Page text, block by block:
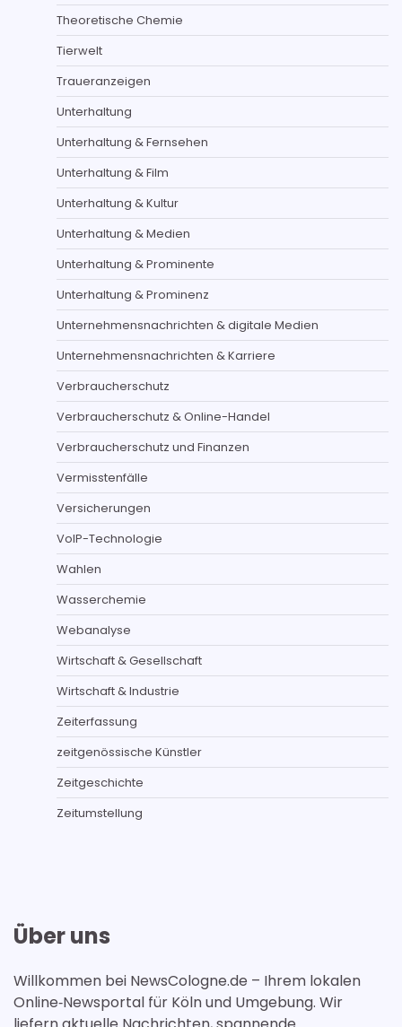
Theoretische Chemie
Tierwelt
Traueranzeigen
Unterhaltung
Unterhaltung & Fernsehen
Unterhaltung & Film
Unterhaltung & Kultur
Unterhaltung & Medien
Unterhaltung & Prominente
Unterhaltung & Prominenz
Unternehmensnachrichten & digitale Medien
Unternehmensnachrichten & Karriere
Verbraucherschutz
Verbraucherschutz & Online-Handel
Verbraucherschutz und Finanzen
Vermisstenfälle
Versicherungen
VoIP-Technologie
Wahlen
Wasserchemie
Webanalyse
Wirtschaft & Gesellschaft
Wirtschaft & Industrie
Zeiterfassung
zeitgenössische Künstler
Zeitgeschichte
Zeitumstellung
Über uns
Willkommen bei NewsCologne.de – Ihrem lokalen
Online‑Newsportal für Köln und Umgebung. Wir